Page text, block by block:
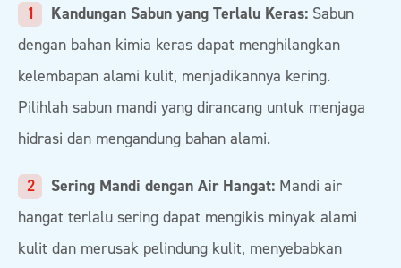
Kandungan Sabun yang Terlalu Keras: Sabun
dengan bahan kimia keras dapat menghilangkan
kelembapan alami kulit, menjadikannya kering.
Pilihlah sabun mandi yang dirancang untuk menjaga
hidrasi dan mengandung bahan alami.
Sering Mandi dengan Air Hangat: Mandi air
hangat terlalu sering dapat mengikis minyak alami
kulit dan merusak pelindung kulit, menyebabkan